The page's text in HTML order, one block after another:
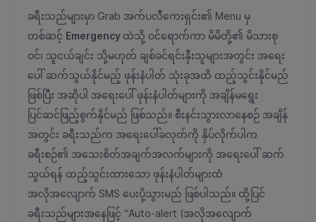
ခရီးသည်များမှာ Grab အက်ပလီကေးရှင်း၏ Menu မှ
တစ်ဆင့် Emergency ထဲသို့ ဝင်ရောက်ကာ မိမိတို့၏ မိသားစု
ဝင်၊ သူငယ်ချင်း သို့မဟုတ် ချစ်ခင်ရင်းနှီးသူများအတွင်း အရေး
ပေါ် ဆက်သွယ်နိုင်မည့် ဖုန်းနံပါတ် သုံးခုအထိ ထည့်သွင်းနိုင်မည်
ဖြစ်ပြီး အဆိုပါ အရေးပေါ် ဖုန်းနံပါတ်များကို အချိန်မရွေး
ပြင်ဆင်ဖြည့်စွက်နိုင်မည် ဖြစ်သည်။ စီးနင်းသွားလာနေစဉ် အချိန်
အတွင်း ခရီးသည်က အရေးပေါ်ခလုတ်ကို နှိပ်လိုက်ပါက
ခရီးစဉ်၏ အသေးစိတ်အချက်အလက်များကို အရေးပေါ် ဆက်
သွယ်ရန် ထည့်သွင်းထားသော ဖုန်းနံပါတ်များထံ
အလိုအလျောက် SMS ပေးပို့သွားမည် ဖြစ်ပါသည်။ ထို့ပြင်
ခရီးသည်များအနေဖြင့် “Auto-alert (အလိုအလျောက်